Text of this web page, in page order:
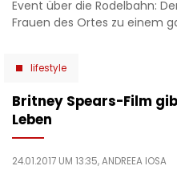
Event über die Rodelbahn:
Frauen des Ortes zu einem
lifestyle
Britney Spears-Film
Leben
24.01.2017 UM 13:35,ANDREEA IOSA